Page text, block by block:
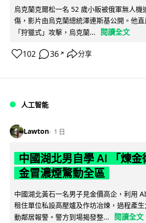
烏克蘭克爾松一名 52 歲小販被俄軍無人機
傷，影片由烏克蘭總統澤連斯基公開。他
「狩獵式」攻擊，烏克蘭...
閱讀全文
102 36 ↗ 分享
人工智能
Lawton 1 日
中國湖北男自學 AI 「煉金
金冒濃煙驚動全區
中國湖北黃石一名男子見金價高企，利用
租住單位私設高壓爐及作坊冶煉，過程產
動鄰居報警。警方到場揭發整...
閱讀全文